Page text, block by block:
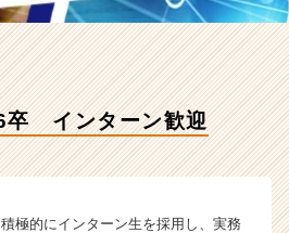
卒 インターン歓迎
極的にインターン生を採用し、実務